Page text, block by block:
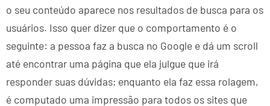
o seu conteúdo aparece nos resultados de busca para os
usuários. Isso quer dizer que o comportamento é o
seguinte: a pessoa faz a busca no Google e dá um scroll
até encontrar uma página que ela julgue que irá
responder suas dúvidas; enquanto ela faz essa rolagem,
é computado uma impressão para todos os sites que